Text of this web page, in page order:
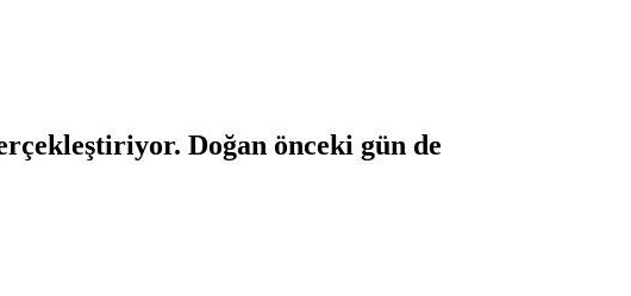
Doğan önceki gün de